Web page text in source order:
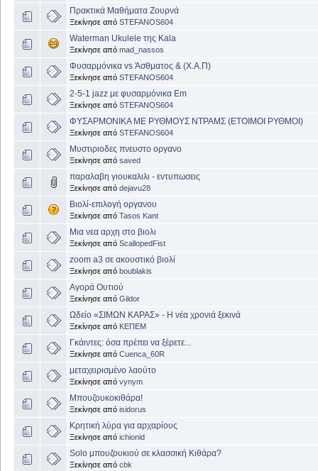
Πρακτικά Μαθήματα Ζουρνά
Ξεκίνησε από STEFANOS604
Waterman Ukulele της Kala
Ξεκίνησε από mad_nassos
Φυσαρμόνικα vs Άσθματος & (Χ.Α.Π)
Ξεκίνησε από STEFANOS604
2-5-1 jazz με φυσαρμόνικα Em
Ξεκίνησε από STEFANOS604
ΦΥΣΑΡΜΟΝΙΚΑ ΜΕ ΡΥΘΜΟΥΣ ΝΤΡΑΜΣ (ΕΤΟΙΜΟΙ ΡΥΘΜΟΙ)
Ξεκίνησε από STEFANOS604
Μυστιριοδες πνευστο οργανο
Ξεκίνησε από saved
παραλαβη γιουκαλιλι - εντυπωσεις
Ξεκίνησε από dejavu28
Βιολί-επιλογή οργανου
Ξεκίνησε από Tasos Kant
Μια νεα αρχη στο βιολι
Ξεκίνησε από ScallopedFist
zoom a3 σε ακουστικό βιολί
Ξεκίνησε από boublakis
Αγορά Ουτιού
Ξεκίνησε από Gildor
Ωδείο «ΣΙΜΩΝ ΚΑΡΑΣ» - Η νέα χρονιά ξεκινά
Ξεκίνησε από ΚΕΠΕΜ
Γκάιντες: όσα πρέπει να ξέρετε...
Ξεκίνησε από Cuenca_60R
μεταχειρισμένο λαούτο
Ξεκίνησε από vynym
Μπουζουκοκιθάρα!
Ξεκίνησε από isidorus
Κρητική λύρα για αρχαρίους
Ξεκίνησε από ichionid
Solo μπουζουκιού σε κλασσική Κιθάρα?
Ξεκίνησε από cbk